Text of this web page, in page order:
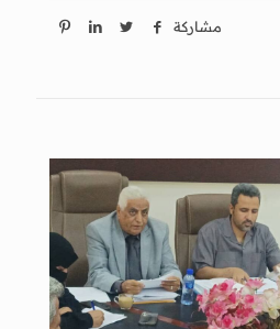
مشاركة